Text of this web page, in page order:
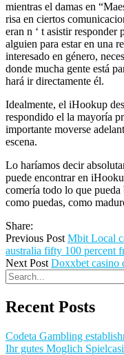
mientras el damas en
risa en ciertos
eran n ‘ t asistir responder
alguien para estar en una
interesado en género,
donde mucha gente está
hará ir directamente él.
Idealmente, el iHookup
respondido el la mayoría
importante moverse
escena.
Lo haríamos decir
puede encontrar en
comería todo lo que
como puedas, como
Share:
Previous Post Mbit Local
australia fifty 100 percent
Next Post Doxxbet casino
Recent Posts
Codeta Gambling
Ihr gutes Moglich